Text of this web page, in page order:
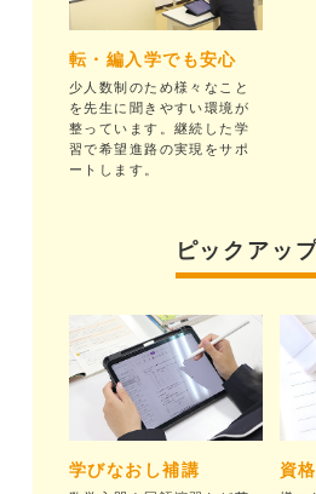
転・編入学でも安心
少人数制のため様々なこと
を先生に聞きやすい環境が
整っています。継続した学
習で希望進路の実現をサポ
ートします。
ピックアッ
学びなおし補講 資